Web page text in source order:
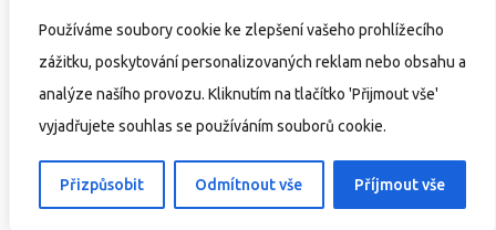
Používáme soubory cookie ke zlepšení vašeho prohlížecího
zážitku, poskytování personalizovaných reklam nebo obsahu a
analýze našího provozu. Kliknutím na tlačítko 'Přijmout vše'
vyjadřujete souhlas se používáním souborů cookie.
Přizpůsobit Odmítnout vše Příjmout vše
2023 © ZŠ Alšova, vytvořilWčil.cz
Ochrana osobních údajů
Prohlášení o přístupnosti